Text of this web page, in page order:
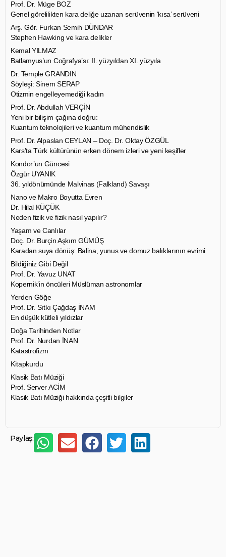
Prof. Dr. Müge BOZ
Genel görelilikten kara deliğe uzanan serüvenin ‘kısa’ serüveni
Arş. Gör. Furkan Semih DÜNDAR
Stephen Hawking ve kara delikler
Kemal YILMAZ
Batlamyus’un Coğrafya’sı: II. yüzyıldan XI. yüzyıla
Dr. Temple GRANDIN
Söyleşi: Sinem SERAP
Otizmin engelleyemediği kadın
Prof. Dr. Abdullah VERÇİN
Yeni bir bilişim çağına doğru:
Kuantum teknolojileri ve kuantum mühendislik
Prof. Dr. Alpaslan CEYLAN – Doç. Dr. Oktay ÖZGÜL
Kars’ta Türk kültürünün erken dönem izleri ve yeni keşifler
Kondor’un Güncesi
Özgür UYANIK
36. yıldönümünde Malvinas (Falkland) Savaşı
Nano ve Makro Boyutta Evren
Dr. Hilal KÜÇÜK
Neden fizik ve fizik nasıl yapılır?
Yaşam ve Canlılar
Doç. Dr. Burçin Aşkım GÜMÜŞ
Karadan suya dönüş: Balina, yunus ve domuz balıklarının evrimi
Bildiğiniz Gibi Değil
Prof. Dr. Yavuz UNAT
Kopernik’in öncüleri Müslüman astronomlar
Yerden Göğe
Prof. Dr. Sıtkı Çağdaş İNAM
En düşük kütleli yıldızlar
Doğa Tarihinden Notlar
Prof. Dr. Nurdan İNAN
Katastrofizm
Kitapkurdu
Klasik Batı Müziği
Prof. Server ACİM
Klasik Batı Müziği hakkında çeşitli bilgiler
Paylaş: